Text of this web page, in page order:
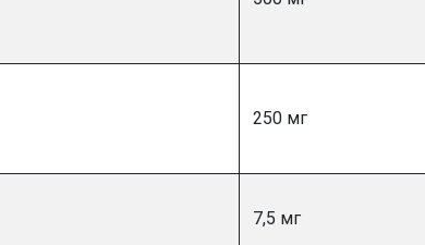
250 мг
7,5 мг